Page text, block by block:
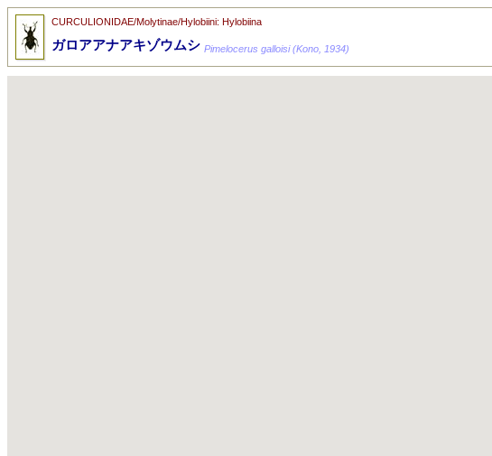
CURCULIONIDAE/Molytinae/Hylobiini: Hylobiina
ガロアアナアキゾウムシ Pimelocerus galloisi (Kono, 1934)